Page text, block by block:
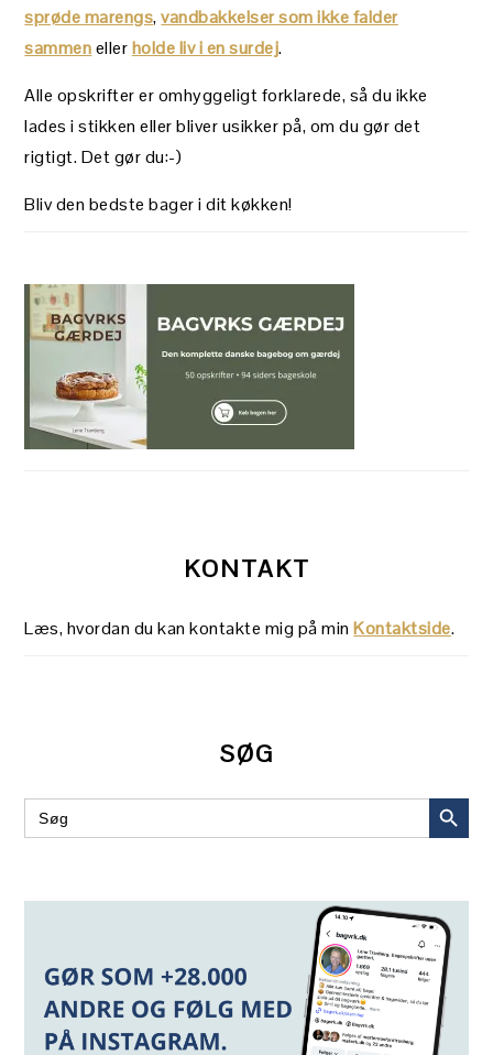
sprøde marengs,vandbakkelser som ikke falder
sammenellerholde liv i en surdej.
Alle opskrifter er omhyggeligt forklarede, så du ikke
lades i stikken eller bliver usikker på, om du gør det
rigtigt. Det gør du:-)
Bliv den bedste bager i dit køkken!
KONTAKT
Læs, hvordan du kan kontakte mig på minKontaktside.
SØG
Search
for:
SEARCH